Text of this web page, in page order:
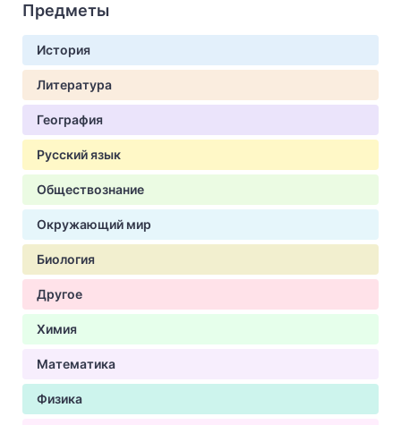
Предметы
История
Литература
География
Русский язык
Обществознание
Окружающий мир
Биология
Другое
Химия
Математика
Физика